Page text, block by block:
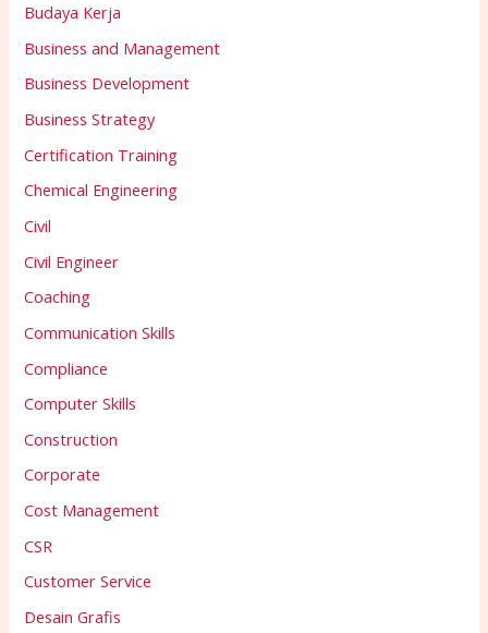
Budaya Kerja
Business and Management
Business Development
Business Strategy
Certification Training
Chemical Engineering
Civil
Civil Engineer
Coaching
Communication Skills
Compliance
Computer Skills
Construction
Corporate
Cost Management
CSR
Customer Service
Desain Grafis